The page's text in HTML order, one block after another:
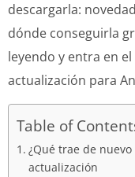
descargarla:
dónde conseguirla
leyendo y entra en
actualización para
Table of
¿Qué trae de
actualización